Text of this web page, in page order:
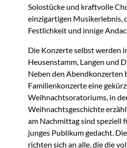
Solostücke und kraftvolle
einzigartigen Musikerlebnis,
Festlichkeit und innige
Die Konzerte selbst werden
Heusenstamm, Langen und
Neben den Abendkonzerten
Familienkonzerte eine
Weihnachtsoratoriums, in
Weihnachtsgeschichte
am Nachmittag sind speziell
junges Publikum gedacht.
richten sich an alle, die die